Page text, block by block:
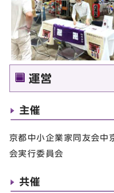
運営
主催
京都中小企業家同友会中
会実行委員会
共催